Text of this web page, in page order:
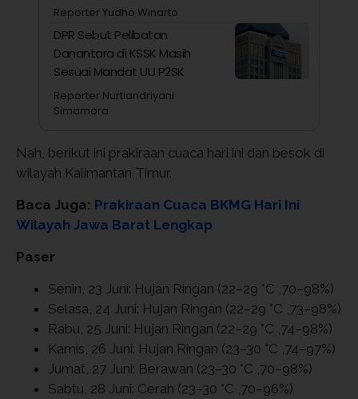
Reporter Yudho Winarto
DPR Sebut Pelibatan
Danantara di KSSK Masih
Sesuai Mandat UU P2SK
Reporter Nurtiandriyani
Simamora
Nah, berikut ini prakiraan cuaca hari ini dan besok di
wilayah Kalimantan Timur.
Baca Juga: Prakiraan Cuaca BKMG Hari Ini
Wilayah Jawa Barat Lengkap
Paser
Senin, 23 Juni: Hujan Ringan (22–29 °C ,70–98%)
Selasa, 24 Juni: Hujan Ringan (22–29 °C ,73–98%)
Rabu, 25 Juni: Hujan Ringan (22–29 °C ,74–98%)
Kamis, 26 Juni: Hujan Ringan (23–30 °C ,74–97%)
Jumat, 27 Juni: Berawan (23–30 °C ,70–98%)
Sabtu, 28 Juni: Cerah (23–30 °C ,70–96%)